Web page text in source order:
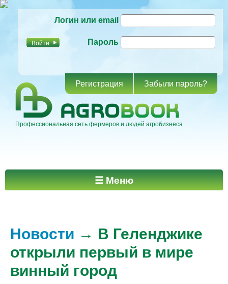
основному
Логин или email
Пароль
Регистрация Забыли пароль?
Профессиональная сеть фермеров и людей агробизнеса
Главное меню ☰ Меню
Новости → В Геленджике
открыли первый в мире
винный город